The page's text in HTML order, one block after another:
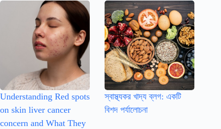
Understanding Red spots
on skin liver cancer
concern and What They
স্বাস্থ্যকর খাদ্য ব্লগ: একটি
বিশদ পর্যালোচনা